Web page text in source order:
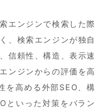
エンジンで検索した際
、検索エンジンが独自
信頼性、構造、表示速
ンジンからの評価を高
を高める外部SEO、構
といった対策をバラン